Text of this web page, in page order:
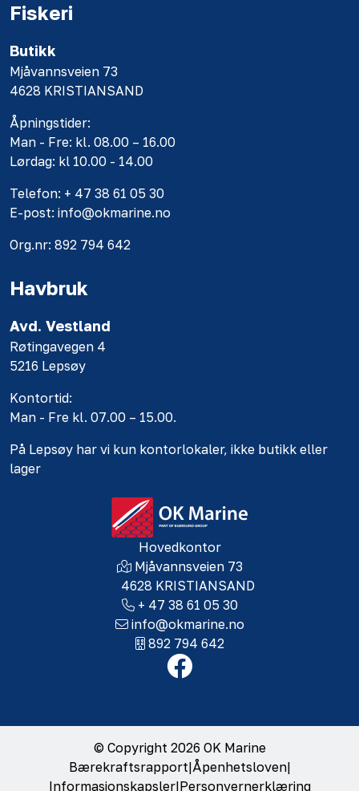
Fiskeri
Butikk
Mjåvannsveien 73
4628 KRISTIANSAND
Åpningstider:
Man - Fre: kl. 08.00 – 16.00
Lørdag: kl 10.00 - 14.00
Telefon: + 47 38 61 05 30
E-post: info@okmarine.no
Org.nr: 892 794 642
Havbruk
Avd. Vestland
Røtingavegen 4
5216 Lepsøy
Kontortid:
Man - Fre kl. 07.00 – 15.00.
På Lepsøy har vi kun kontorlokaler, ikke butikk eller
lager
Hovedkontor
Mjåvannsveien 73
4628 KRISTIANSAND
+ 47 38 61 05 30
info@okmarine.no
892 794 642
© Copyright 2026 OK Marine
Bærekraftsrapport|Åpenhetsloven|
Informasjonskapsler|Personvernerklæring